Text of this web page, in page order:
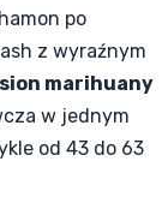
po
z wyraźnym
marihuany
w jednym
od 43 do 63